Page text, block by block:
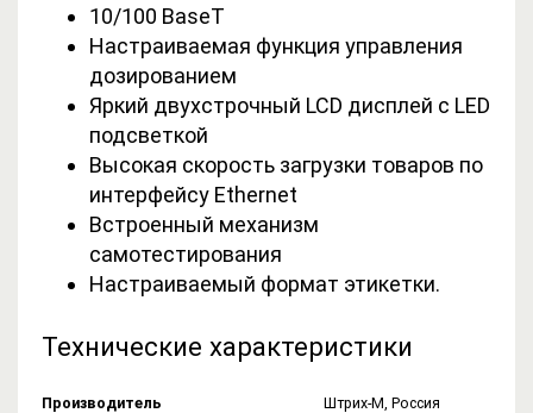
10/100 BaseT
Настраиваемая функция управления
дозированием
Яркий двухстрочный LCD дисплей с LED
подсветкой
Высокая скорость загрузки товаров по
интерфейсу Ethernet
Встроенный механизм
самотестирования
Настраиваемый формат этикетки.
Технические характеристики
Производитель Штрих-М, Россия